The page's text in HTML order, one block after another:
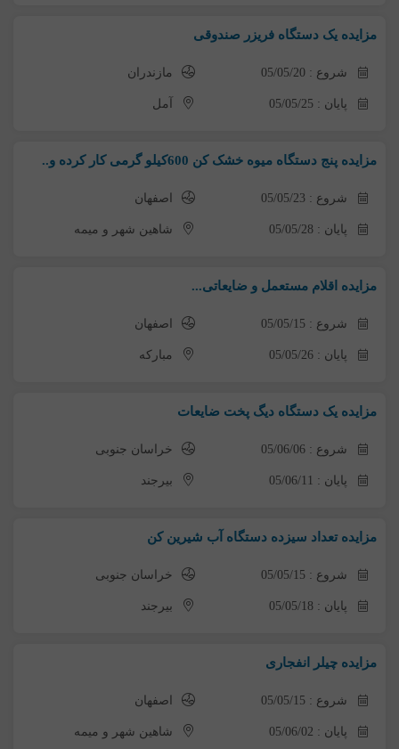
مزایده یک دستگاه فریزر صندوقی
شروع : 05/05/20 مازندران
پایان : 05/05/25 آمل
مزایده پنج دستگاه میوه خشک کن 600کیلو گرمی کار کرده و..
شروع : 05/05/23 اصفهان
پایان : 05/05/28 شاهین شهر و میمه
مزایده اقلام مستعمل و ضایعاتی...
شروع : 05/05/15 اصفهان
پایان : 05/05/26 مبارکه
مزایده یک دستگاه دیگ پخت ضایعات
شروع : 05/06/06 خراسان جنوبی
پایان : 05/06/11 بیرجند
مزایده تعداد سیزده دستگاه آب شیرین کن
شروع : 05/05/15 خراسان جنوبی
پایان : 05/05/18 بیرجند
مزایده چیلر انفجاری
شروع : 05/05/15 اصفهان
پایان : 05/06/02 شاهین شهر و میمه